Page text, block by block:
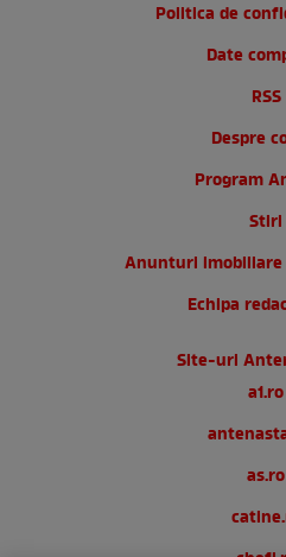
Politica de
Date
RSS
Despre
Program
Stiri
Anunturi imobiliare
Echipa
Site-uri
a1.ro
as.ro